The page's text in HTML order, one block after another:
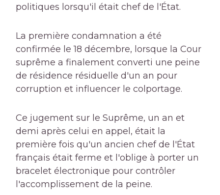
politiques lorsqu'il était chef de l'État.
La première condamnation a été
confirmée le 18 décembre, lorsque la Cour
suprême a finalement converti une peine
de résidence résiduelle d'un an pour
corruption et influencer le colportage.
Ce jugement sur le Suprême, un an et
demi après celui en appel, était la
première fois qu'un ancien chef de l'État
français était ferme et l'oblige à porter un
bracelet électronique pour contrôler
l'accomplissement de la peine.